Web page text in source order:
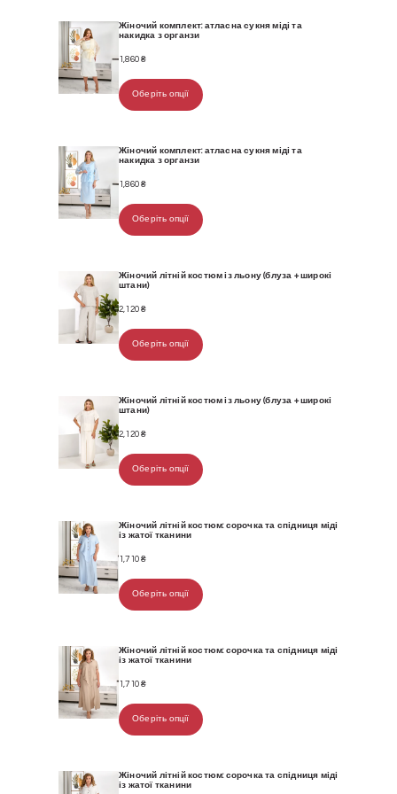
Жіночий комплект: атласна сукня міді та
накидка з органзи
1,860₴
Оберіть опції
Жіночий комплект: атласна сукня міді та
накидка з органзи
1,860₴
Оберіть опції
Жіночий літній костюм із льону (блуза + широкі
штани)
2,120₴
Оберіть опції
Жіночий літній костюм із льону (блуза + широкі
штани)
2,120₴
Оберіть опції
Жіночий літній костюм: сорочка та спідниця міді
із жатої тканини
1,710₴
Оберіть опції
Жіночий літній костюм: сорочка та спідниця міді
із жатої тканини
1,710₴
Оберіть опції
Жіночий літній костюм: сорочка та спідниця міді
із жатої тканини